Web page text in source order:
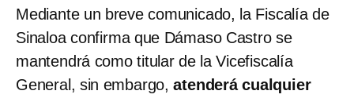
Mediante un breve comunicado, la Fiscalía de
Sinaloa confirma que Dámaso Castro se
mantendrá como titular de la Vicefiscalía
General, sin embargo, atenderá cualquier